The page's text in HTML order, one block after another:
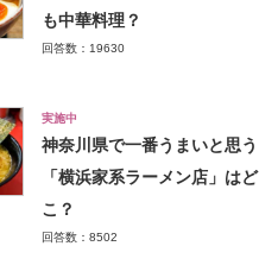
も中華料理？
回答数：19630
実施中
神奈川県で一番うまいと思う
「横浜家系ラーメン店」はど
こ？
回答数：8502